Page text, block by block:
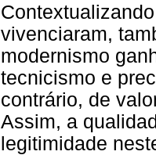
vivenciaram,
modernismo
tecnicismo e
contrário, de
Assim, a
legitimidade